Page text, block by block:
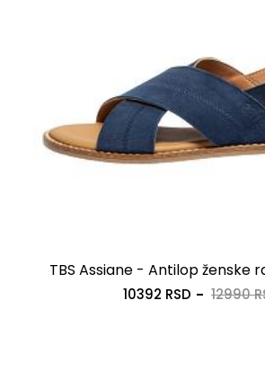
TBS Assiane - Antilop ženske
10392 RSD 12990